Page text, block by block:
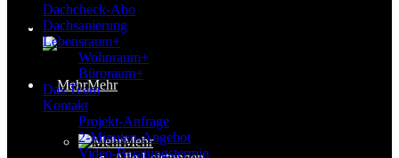
Mehr
Mehr
Dachcheck-Abo
Dachsanierung
Lebensraum+
Wohnraum+
Büroraum+
Das Team
Kontakt
Projekt-Anfrage
2-Minuten-Angebot
Video-Beratungstermin